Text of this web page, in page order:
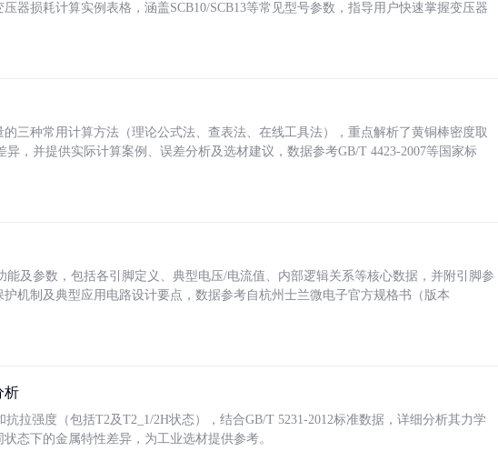
器损耗计算实例表格，涵盖SCB10/SCB13等常见型号参数，指导用户快速掌握变压器
三种常用计算方法（理论公式法、查表法、在线工具法），重点解析了黄铜棒密度取
异，并提供实际计算案例、误差分析及选材建议，数据参考GB/T 4423-2007等国家标
能及参数，包括各引脚定义、典型电压/电流值、内部逻辑关系等核心数据，并附引脚参
机制及典型应用电路设计要点，数据参考自杭州士兰微电子官方规格书（版本
析
拉强度（包括T2及T2_1/2H状态），结合GB/T 5231-2012标准数据，详细分析其力学
态下的金属特性差异，为工业选材提供参考。